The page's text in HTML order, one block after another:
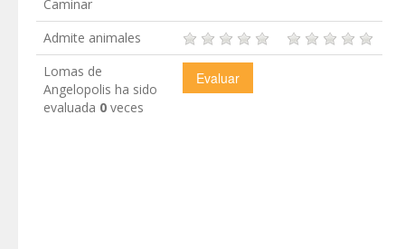
Caminar
Admite animales
Lomas de
Angelopolis ha sido
evaluada 0 veces